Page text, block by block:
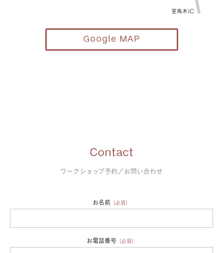
Google MAP
Contact
ワークショップ予約／お問い合わせ
お名前 （必須）
お電話番号 （必須）